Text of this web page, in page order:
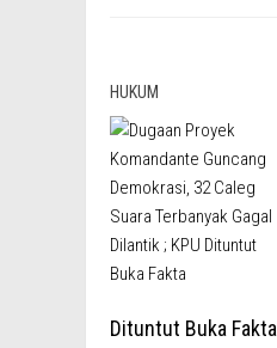
HUKUM
Dituntut Buka Fakta